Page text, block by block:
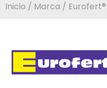
Inicio / Marca / Eurofert®